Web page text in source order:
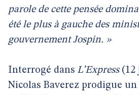
parole de cette pensée
été le plus à gauche des
gouvernement Jospin. »
Interrogé dans L’Express(12
Nicolas Baverez prodigue un